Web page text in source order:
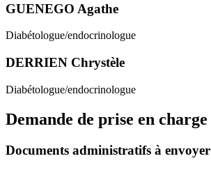
GUENEGO Agathe
Diabétologue/endocrinologue
DERRIEN Chrystèle
Diabétologue/endocrinologue
Demande de prise en charge
Documents administratifs à envoyer